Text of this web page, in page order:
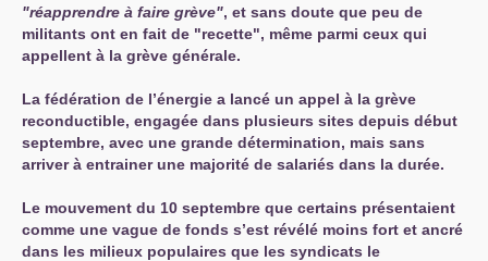
"réapprendre à faire grève", et sans doute que peu de
militants ont en fait de "recette", même parmi ceux qui
appellent à la grève générale.
La fédération de l’énergie a lancé un appel à la grève
reconductible, engagée dans plusieurs sites depuis début
septembre, avec une grande détermination, mais sans
arriver à entrainer une majorité de salariés dans la durée.
Le mouvement du 10 septembre que certains présentaient
comme une vague de fonds s’est révélé moins fort et ancré
dans les milieux populaires que les syndicats le